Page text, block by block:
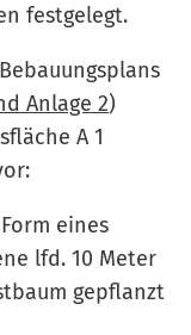
festgelegt.
Anlage 2)
A 1
eines
lfd. 10 Meter
gepflanzt